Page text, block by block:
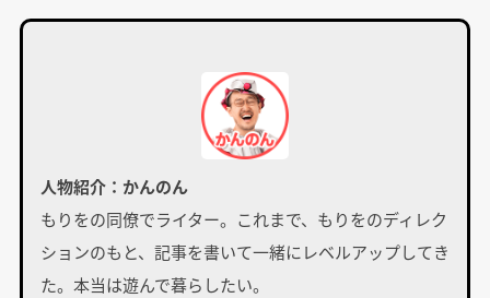
人物紹介：かんのん
もりをの同僚でライター。これまで、もりをのディレク
ションのもと、記事を書いて一緒にレベルアップしてき
た。本当は遊んで暮らしたい。